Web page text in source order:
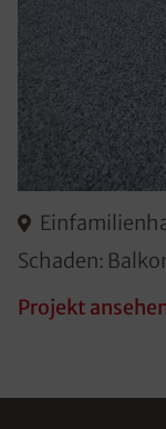
Schaden:
Projekt